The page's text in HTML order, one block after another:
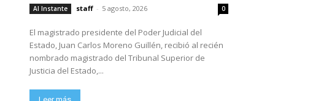
Al Instante staff - 5 agosto, 2026 0
El magistrado presidente del Poder Judicial del
Estado, Juan Carlos Moreno Guillén, recibió al recién
nombrado magistrado del Tribunal Superior de
Justicia del Estado,...